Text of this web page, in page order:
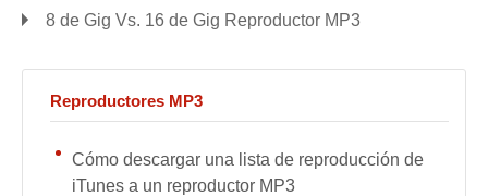
8 de Gig Vs. 16 de Gig Reproductor MP3
Reproductores MP3
Cómo descargar una lista de reproducción de
iTunes a un reproductor MP3